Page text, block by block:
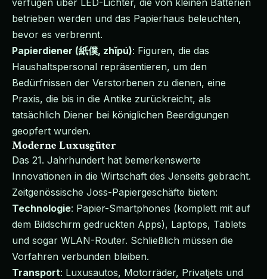
verfügen über LED-Lichter, die von kleinen Batterien
betrieben werden und das Papierhaus beleuchten,
bevor es verbrennt.
Papierdiener (紙僕, zhǐpú): Figuren, die das
Haushaltspersonal repräsentieren, um den
Bedürfnissen der Verstorbenen zu dienen, eine
Praxis, die bis in die Antike zurückreicht, als
tatsächlich Diener bei königlichen Beerdigungen
geopfert wurden.
Moderne Luxusgüter
Das 21. Jahrhundert hat bemerkenswerte
Innovationen in die Wirtschaft des Jenseits gebracht.
Zeitgenössische Joss-Papiergeschäfte bieten:
Technologie: Papier-Smartphones (komplett mit auf
dem Bildschirm gedruckten Apps), Laptops, Tablets
und sogar WLAN-Router. Schließlich müssen die
Vorfahren verbunden bleiben.
Transport: Luxusautos, Motorräder, Privatjets und